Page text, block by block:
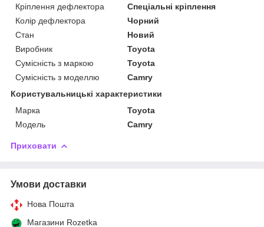
Кріплення дефлектора
Спеціальні кріплення
Колір дефлектора
Чорний
Стан
Новий
Виробник
Toyota
Сумісність з маркою
Toyota
Сумісність з моделлю
Camry
Користувальницькі характеристики
Марка
Toyota
Модель
Camry
Приховати
Умови доставки
Нова Пошта
Магазини Rozetka